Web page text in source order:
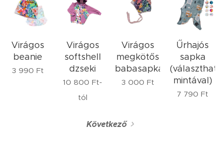
Virágos
beanie
3 990 Ft
Virágos
softshell
dzseki
10 800 Ft-
tól
Virágos
megkötős
babasapka
3 000 Ft
Űrhajós
sapka
mintával)
7 790 Ft
Következő